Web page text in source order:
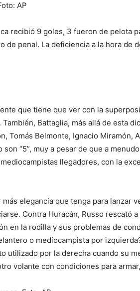
AP
recibió 9 goles, 3 fueron de pelota
de penal. La deficiencia a la hora de
que tiene que ver con la
Battaglia, más allá de esta
Tomás Belmonte, Ignacio Miramón,
“5”, muy a pesar de que a
llegadores, con la
elegancia que tenga para lanzar
Contra Huracán, Russo rescató
en la rodilla y sus problemas de
o mediocampista por
utilizado por la derecha cuando su
volante con condiciones para